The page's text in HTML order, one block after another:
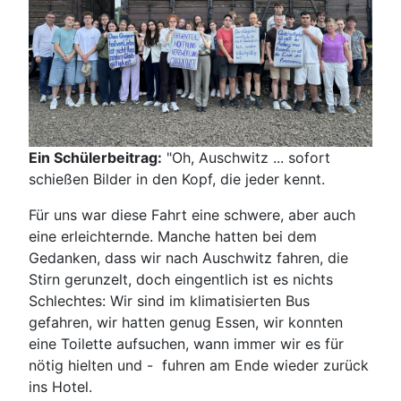
Ein Schülerbeitrag: "Oh, Auschwitz ... sofort
schießen Bilder in den Kopf, die jeder kennt.
Für uns war diese Fahrt eine schwere, aber auch
eine erleichternde. Manche hatten bei dem
Gedanken, dass wir nach Auschwitz fahren, die
Stirn gerunzelt, doch eingentlich ist es nichts
Schlechtes: Wir sind im klimatisierten Bus
gefahren, wir hatten genug Essen, wir konnten
eine Toilette aufsuchen, wann immer wir es für
nötig hielten und - fuhren am Ende wieder zurück
ins Hotel.